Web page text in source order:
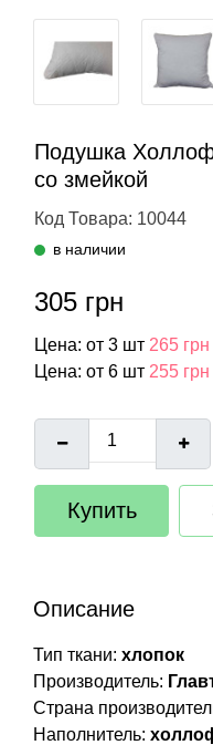
Подушка
со змейкой
Код Товара: 10044
в наличии
305 грн
Цена: от 3 шт 265 грн
Цена: от 6 шт 255 грн
Купить
Описание
Тип ткани: хлопок
Производитель:
Страна
Наполнитель: